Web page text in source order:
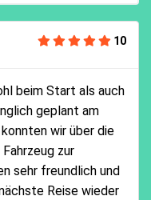
10
beim Start als auch
geplant am
wir über die
zur
sehr freundlich und
Reise wieder